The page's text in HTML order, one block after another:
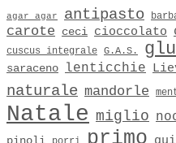
agar agar antipasto
carote ceci cioccolato
cuscus integrale G.A.S.
saraceno
lenticchie
naturale mandorle
Natale miglio